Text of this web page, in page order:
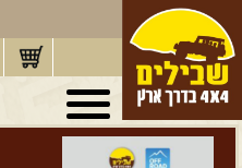
טיולי 4X4
בארץ
מסעות בעולם